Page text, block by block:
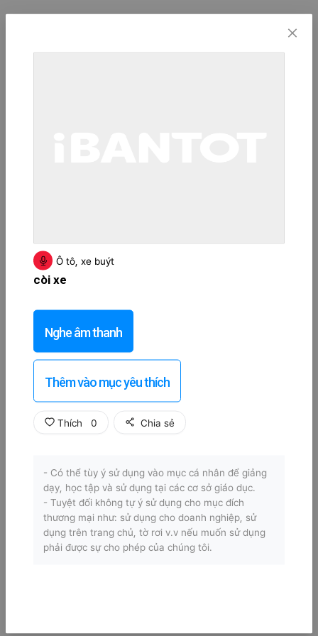
Ô tô, xe buýt
còi xe
Nghe âm thanh
Thêm vào mục yêu thích
Thích 0 Chia sẻ
- Có thể tùy ý sử dụng vào mục cá nhân để giảng
dạy, học tập và sử dụng tại các cơ sở giáo dục.
- Tuyệt đối không tự ý sử dụng cho mục đích
thương mại như: sử dụng cho doanh nghiệp, sử
dụng trên trang chủ, tờ rơi v.v nếu muốn sử dụng
phải được sự cho phép của chúng tôi.